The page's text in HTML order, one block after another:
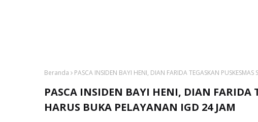
Beranda PASCA INSIDEN BAYI HENI, DIAN FARIDA TEGASKAN
PASCA INSIDEN BAYI HENI, DIAN FARIDA
HARUS BUKA PELAYANAN IGD 24 JAM